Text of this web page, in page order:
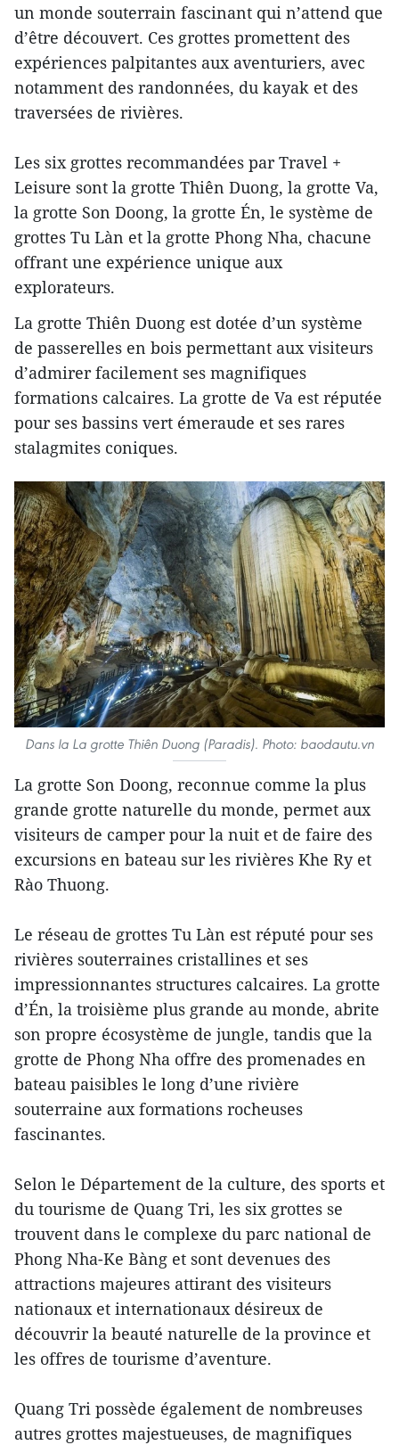
un monde souterrain fascinant qui n’attend que
d’être découvert. Ces grottes promettent des
expériences palpitantes aux aventuriers, avec
notamment des randonnées, du kayak et des
traversées de rivières.
Les six grottes recommandées par Travel +
Leisure sont la grotte Thiên Duong, la grotte Va,
la grotte Son Doong, la grotte Én, le système de
grottes Tu Làn et la grotte Phong Nha, chacune
offrant une expérience unique aux
explorateurs.
La grotte Thiên Duong est dotée d’un système
de passerelles en bois permettant aux visiteurs
d’admirer facilement ses magnifiques
formations calcaires. La grotte de Va est réputée
pour ses bassins vert émeraude et ses rares
stalagmites coniques.
Dans la La grotte Thiên Duong (Paradis). Photo: baodautu.vn
La grotte Son Doong, reconnue comme la plus
grande grotte naturelle du monde, permet aux
visiteurs de camper pour la nuit et de faire des
excursions en bateau sur les rivières Khe Ry et
Rào Thuong.
Le réseau de grottes Tu Làn est réputé pour ses
rivières souterraines cristallines et ses
impressionnantes structures calcaires. La grotte
d’Én, la troisième plus grande au monde, abrite
son propre écosystème de jungle, tandis que la
grotte de Phong Nha offre des promenades en
bateau paisibles le long d’une rivière
souterraine aux formations rocheuses
fascinantes.
Selon le Département de la culture, des sports et
du tourisme de Quang Tri, les six grottes se
trouvent dans le complexe du parc national de
Phong Nha-Ke Bàng et sont devenues des
attractions majeures attirant des visiteurs
nationaux et internationaux désireux de
découvrir la beauté naturelle de la province et
les offres de tourisme d’aventure.
Quang Tri possède également de nombreuses
autres grottes majestueuses, de magnifiques